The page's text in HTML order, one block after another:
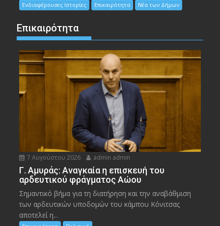
Ενδιαφέρουσες Ιστορίες Επικαιρότητα Νέα των Δήμων
Επικαιρότητα
7 Αυγούστου 2026 admin admin
Γ. Αμυράς: Αναγκαία η επισκευή του
αρδευτικού φράγματος Αώου
Σημαντικό βήμα για τη διατήρηση και την αναβάθμιση
των αρδευτικών υποδομών του κάμπου Κόνιτσας
αποτελεί η...